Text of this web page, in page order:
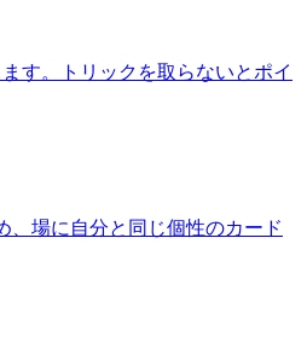
す。トリックを取らないとポイ
、場に自分と同じ個性のカード